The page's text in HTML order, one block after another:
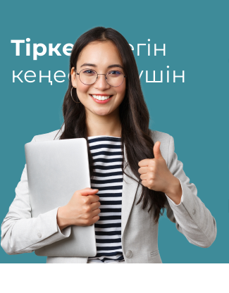
Тіркелутегін
кеңес алу үшін